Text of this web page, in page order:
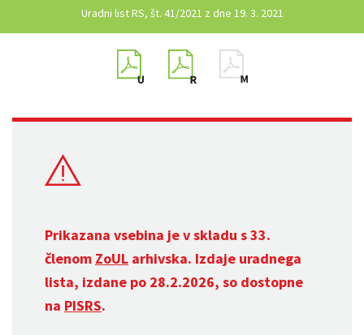
Uradni list RS, št. 41/2021 z dne 19. 3. 2021
Prikazana vsebina je v skladu s 33.
členom ZoUL arhivska. Izdaje uradnega
lista, izdane po 28.2.2026, so dostopne
na PISRS.